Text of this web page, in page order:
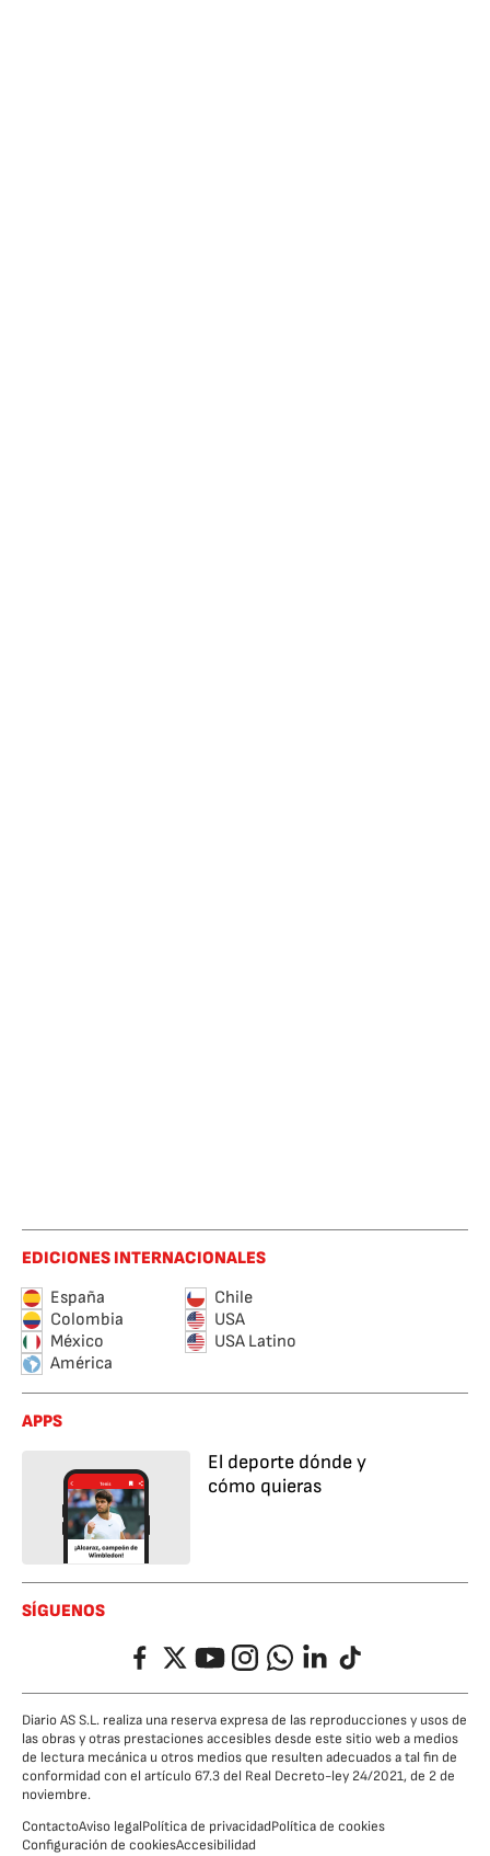
EDICIONES INTERNACIONALES
España
Chile
Colombia
USA
México
USA Latino
América
APPS
El deporte dónde y
cómo quieras
SÍGUENOS
FacebookTwitterYouTubeInstagramWhatsappLinkedIn
TikTok
Diario AS S.L. realiza una reserva expresa de las reproducciones y usos de
las obras y otras prestaciones accesibles desde este sitio web a medios
de lectura mecánica u otros medios que resulten adecuados a tal fin de
conformidad con el artículo 67.3 del Real Decreto-ley 24/2021, de 2 de
noviembre.
ContactoAviso legalPolítica de privacidadPolítica de cookies
Configuración de cookiesAccesibilidad